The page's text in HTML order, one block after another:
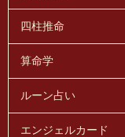
四柱推命
算命学
ルーン占い
エンジェルカード